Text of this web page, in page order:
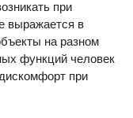
при
выражается в
на разном
функций человек
при